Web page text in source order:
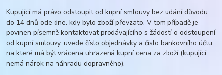
Kupující má právo odstoupit od kupní smlouvy bez udání důvodu
do 14 dnů ode dne, kdy bylo zboží převzato. V tom případě je
povinen písemně kontaktovat prodávajícího s žádostí o odstoupení
od kupní smlouvy, uvede číslo objednávky a číslo bankovního účtu,
na které má být vrácena uhrazená kupní cena za zboží (kupující
nemá nárok na náhradu dopravného).